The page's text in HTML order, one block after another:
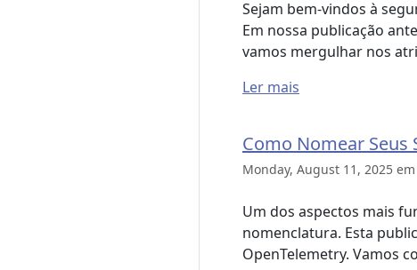
Sejam bem-vindos à
Em nossa publicação
vamos mergulhar nos
Ler mais
Como Nomear Seus
Monday, August 11, 2025
Um dos aspectos mais
nomenclatura. Esta
OpenTelemetry. Vamos